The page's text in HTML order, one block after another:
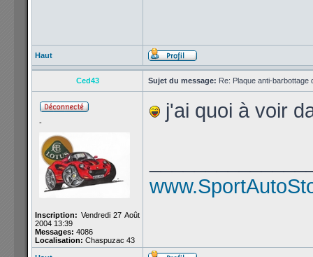
Haut
Ced43 Sujet du message: Re: Plaque anti-
-
Inscription: Vendredi 27 Août
2004 13:39
Messages: 4086
Localisation: Chaspuzac 43
j'ai quoi à voir